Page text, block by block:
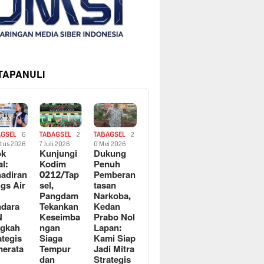
6
2026
Air
TABAGSEL
2
7 Juli 2026
Kunjungi
Kodim
0212/Tap
sel,
Pangdam
Tekankan
Keseimba
ngan
Siaga
Tempur
dan
TABAGSEL
2
0 Mei 2026
Dukung
Penuh
Pemberan
tasan
Narkoba,
Kedan
Prabo Nol
Lapan:
Kami Siap
Jadi Mitra
Strategis